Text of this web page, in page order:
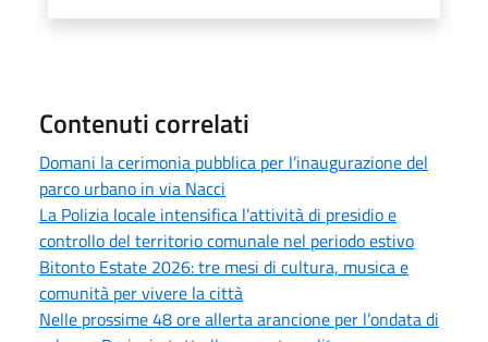
Contenuti correlati
Domani la cerimonia pubblica per l’inaugurazione del
parco urbano in via Nacci
La Polizia locale intensifica l’attività di presidio e
controllo del territorio comunale nel periodo estivo
Bitonto Estate 2026: tre mesi di cultura, musica e
comunità per vivere la città
Nelle prossime 48 ore allerta arancione per l’ondata di